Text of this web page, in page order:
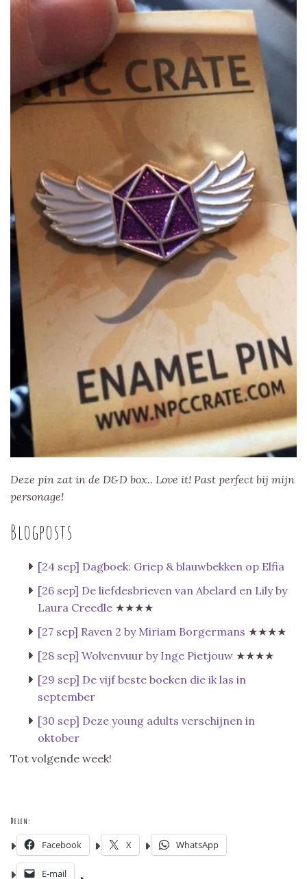
Deze pin zat in de D&D box.. Love it! Past perfect bij mijn
personage!
Blogposts
[24 sep] Dagboek: Griep & blauwbekken op Elfia
[26 sep] De liefdesbrieven van Abelard en Lily by
Laura Creedle ★★★★
[27 sep] Raven 2 by Miriam Borgermans ★★★★
[28 sep] Wolvenvuur by Inge Pietjouw ★★★★
[29 sep] De vijf beste boeken die ik las in
september
[30 sep] Deze young adults verschijnen in
oktober
Tot volgende week!
Delen:
Facebook X WhatsApp
E-mail